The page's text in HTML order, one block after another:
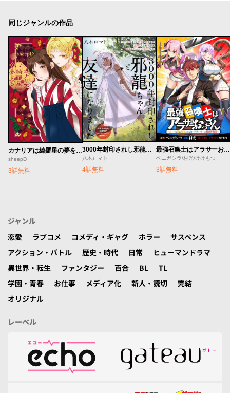
同じジャンルの作品
カナリアは綺羅星の夢をみる
sheepD
3話無料
3000年封印されし邪龍ちゃんと友達になりました
八木戸マト
4話無料
最強召喚士はアラサーおっさん 〜カードを親に処分されたカードゲーマーの異世界無双〜
ベニガシラ/村光/けけもつ
3話無料
ジャンル
恋愛
ラブコメ コメディ・ギャグ ホラー
サスペンス
アクション・バトル
歴史・時代 日常
ヒューマンドラマ
異世界・転生
ファンタジー 百合 BL
TL
学園・青春
お仕事 メディア化 新人・読切
完結
オリジナル
レーベル